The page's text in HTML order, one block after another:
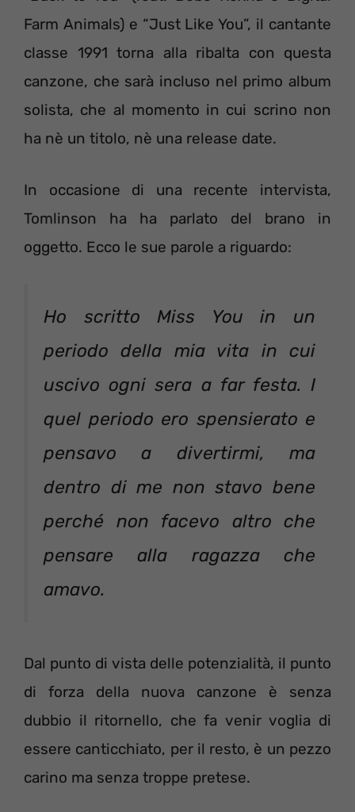
Farm Animals) e “Just Like You”, il cantante
classe 1991 torna alla ribalta con questa
canzone, che sarà incluso nel primo album
solista, che al momento in cui scrino non
ha nè un titolo, nè una release date.
In occasione di una recente intervista,
Tomlinson ha ha parlato del brano in
oggetto. Ecco le sue parole a riguardo:
Ho scritto Miss You in un
periodo della mia vita in cui
uscivo ogni sera a far festa. I
quel periodo ero spensierato e
pensavo a divertirmi, ma
dentro di me non stavo bene
perché non facevo altro che
pensare alla ragazza che
amavo.
Dal punto di vista delle potenzialità, il punto
di forza della nuova canzone è senza
dubbio il ritornello, che fa venir voglia di
essere canticchiato, per il resto, è un pezzo
carino ma senza troppe pretese.